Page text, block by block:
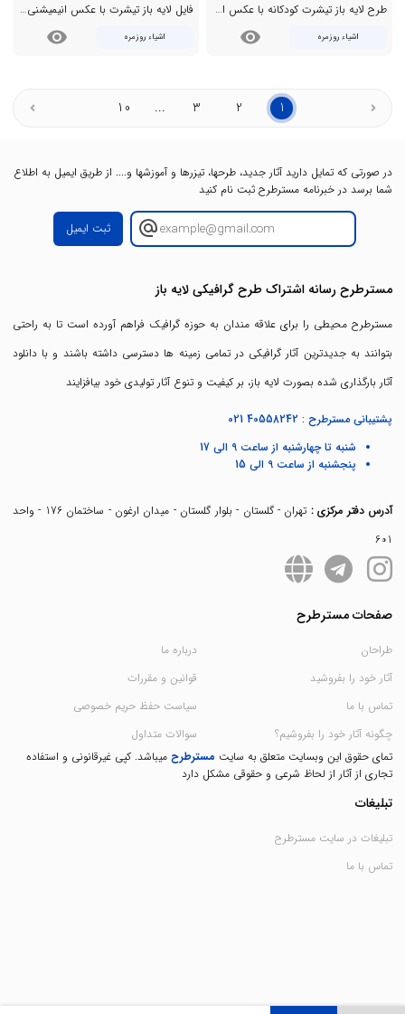
طرح لایه باز تیشرت کودکانه با عکس انیمیشنی
اشیاء روزمره visibility
فایل لایه باز تیشرت با عکس انیمیشنی و کاتونی
اشیاء روزمره visibility
1
2
3
...
10
در صورتی که تمایل دارید آثار جدید، طرحها، تیزرها و آموزشها و.... از طریق ایمیل به اطلاع
شما برسد در خبرنامه مسترطرح ثبت نام کنید
ثبت ایمیل
مسترطرح رسانه اشتراک طرح گرافیکی لایه باز
مسترطرح محیطی را برای علاقه مندان به حوزه گرافیک فراهم آورده است تا به راحتی
بتوانند به جدیدترین آثار گرافیکی در تمامی زمینه ها دسترسی داشته باشند و با دانلود
آثار بارگذاری شده بصورت لایه باز، بر کیفیت و تنوع آثار تولیدی خود بیافزایند
پشتیبانی مسترطرح : 021 40558242
شنبه تا چهارشنبه از ساعت 9 الی 17
پنجشنبه از ساعت 9 الی 15
آدرس دفتر مرکزی :
تهران - گلستان - بلوار گلستان - میدان ارغون - ساختمان 176 - واحد
601
صفحات مسترطرح
طراحان
آثار خود را بفروشید
تماس با ما
چگونه آثار خود را بفروشیم؟
درباره ما
قوانین و مقررات
سیاست حفظ حریم خصوصی
سوالات متداول
تمای حقوق این وبسایت متعلق به سایت مسترطرح میباشد. کپی غیرقانونی و استفاده
تجاری از آثار از لحاظ شرعی و حقوقی مشکل دارد
تبلیغات
تبلیغات در سایت مسترطرح
تماس با ما